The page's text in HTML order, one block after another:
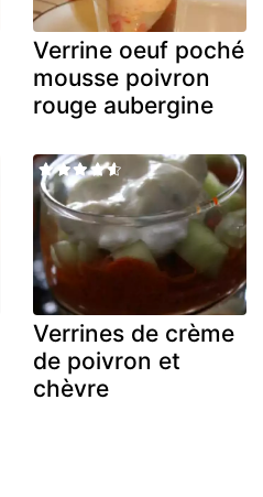
Verrine oeuf poché
mousse poivron
rouge aubergine
Verrines de crème
de poivron et
chèvre